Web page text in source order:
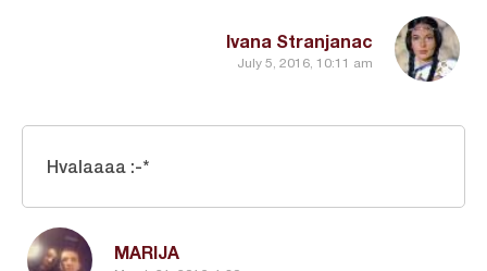
Ivana Stranjanac
July 5, 2016, 10:11 am
MARIJA
Hvalaaaa :-*